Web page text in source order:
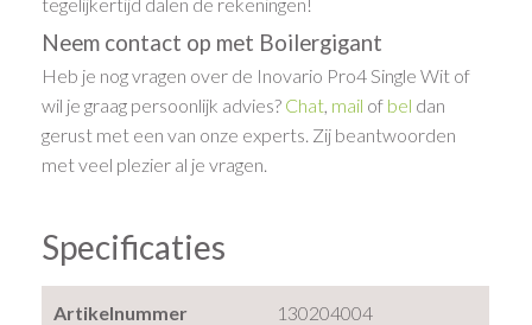
Neem contact op met Boilergigant
Heb je nog vragen over de Inovario Pro4 Single Wit of
wil je graag persoonlijk advies? Chat, mail of bel dan
gerust met een van onze experts. Zij beantwoorden
met veel plezier al je vragen.
Specificaties
Artikelnummer 130204004